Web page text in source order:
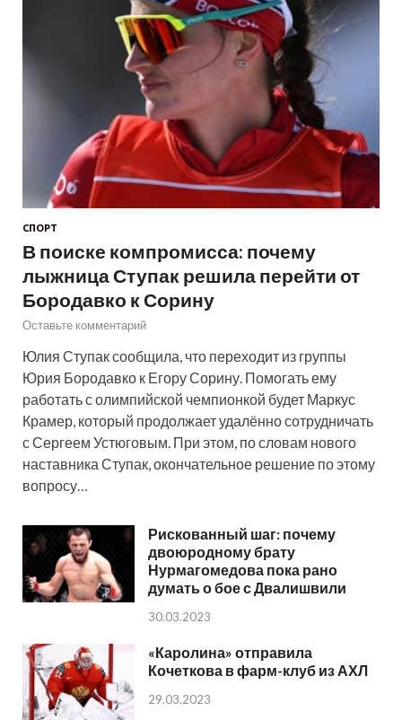
СПОРТ
В поиске компромисса: почему
лыжница Ступак решила перейти от
Бородавко к Сорину
Оставьте комментарий
Юлия Ступак сообщила, что переходит из группы
Юрия Бородавко к Егору Сорину. Помогать ему
работать с олимпийской чемпионкой будет Маркус
Крамер, который продолжает удалённо сотрудничать
с Сергеем Устюговым. При этом, по словам нового
наставника Ступак, окончательное решение по этому
вопросу…
Рискованный шаг: почему
двоюродному брату
Нурмагомедова пока рано
думать о бое с Двалишвили
30.03.2023
«Каролина» отправила
Кочеткова в фарм-клуб из АХЛ
29.03.2023